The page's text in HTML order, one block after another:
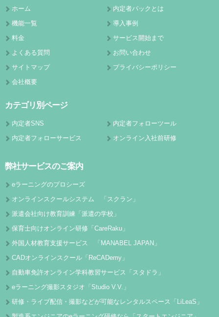
ホーム
内定者パックとは
機能一覧
導入事例
料金
サービス開始まで
よくある質問
お問い合わせ
サイトマップ
プライバシーポリシー
会社概要
カテゴリ別ページ
内定者SNS
内定者フォローツール
内定者フォローサービス
オンライン入社前研修
弊社サービスのご案内
eラーニングのプロシーズ
オンラインスクールシステム 「スクラン」
派遣会社向け教育訓練「派遣の学校」
保育士向けオンライン研修「CareRaku」
外国人材教育支援サービス 「MANABEL JAPAN」
CADオンラインスクール「ReCADemy」
自動車免許オンライン学科教習サービス「スタドラ」
eラーニング撮影スタジオ「Studio V.V.」
研修・ライブ配信・撮影などが可能なレンタルスペース「LiLeaS」